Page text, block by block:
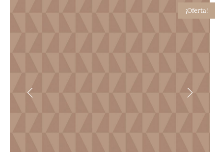
¡Oferta!